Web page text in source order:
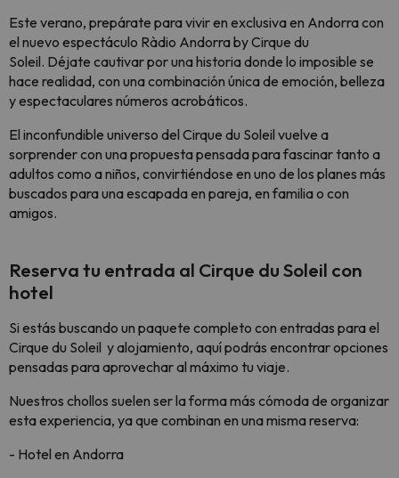
Este verano, prepárate para vivir en exclusiva en Andorra con
el nuevo espectáculo Ràdio Andorra by Cirque du
Soleil. Déjate cautivar por una historia donde lo imposible se
hace realidad, con una combinación única de emoción, belleza
y espectaculares números acrobáticos.
El inconfundible universo del Cirque du Soleil vuelve a
sorprender con una propuesta pensada para fascinar tanto a
adultos como a niños, convirtiéndose en uno de los planes más
buscados para una escapada en pareja, en familia o con
amigos.
Reserva tu entrada al Cirque du Soleil con
hotel
Si estás buscando un paquete completo con entradas para el
Cirque du Soleil y alojamiento, aquí podrás encontrar opciones
pensadas para aprovechar al máximo tu viaje.
Nuestros chollos suelen ser la forma más cómoda de organizar
esta experiencia, ya que combinan en una misma reserva:
- Hotel en Andorra